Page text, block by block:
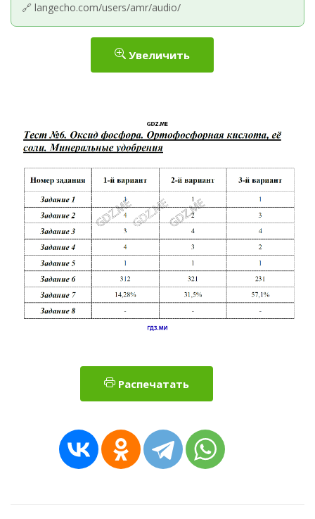
🔗 langecho.com/users/amr/audio/
Увеличить
Распечатать